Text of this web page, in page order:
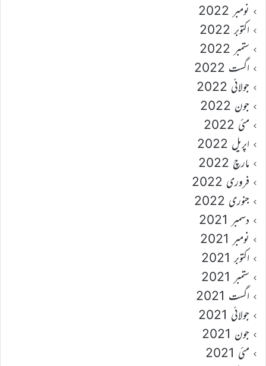
نومبر 2022
اکتوبر 2022
ستمبر 2022
اگست 2022
جولائی 2022
جون 2022
مئی 2022
اپریل 2022
مارچ 2022
فروری 2022
جنوری 2022
دسمبر 2021
نومبر 2021
اکتوبر 2021
ستمبر 2021
اگست 2021
جولائی 2021
جون 2021
مئی 2021